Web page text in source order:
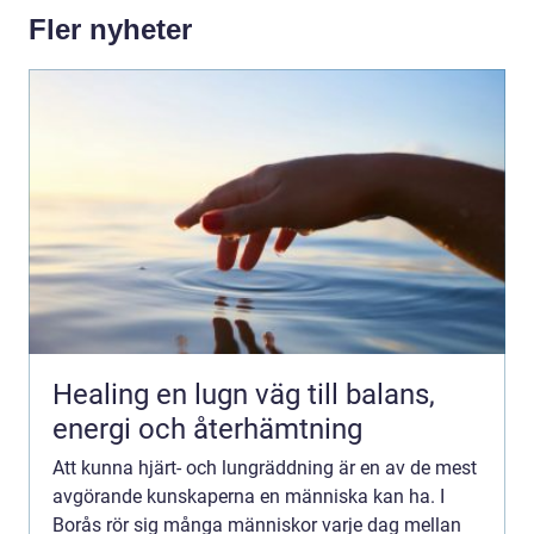
Fler nyheter
Healing en lugn väg till balans,
energi och återhämtning
Att kunna hjärt- och lungräddning är en av de mest
avgörande kunskaperna en människa kan ha. I
Borås rör sig många människor varje dag mellan